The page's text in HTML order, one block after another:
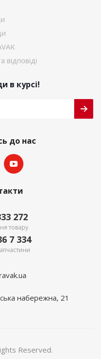
відповіді
в курсі!
до нас
272
товару
7 334
набережна, 21
Reserved.